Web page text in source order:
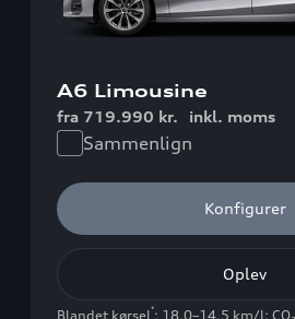
A6 Limousine
fra 719.990 kr. inkl. moms
Sammenlign
Konfigurer
Oplev
Blandet kørsel*: 18,0–14,5 km/l;